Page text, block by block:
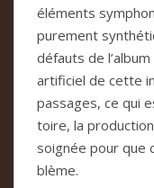
élé­ments
pure­ment
défauts de
arti­fi­ciel de cette
pas­sa­ges, ce qui
toire, la
soi­gnée pour que
blème.